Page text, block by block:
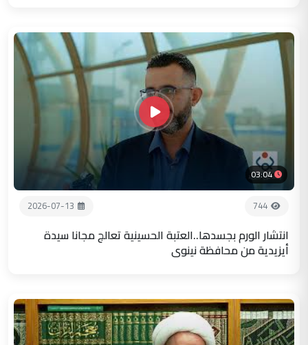
03:04
744
2026-07-13
انتشار الورم بجسدها..العتبة الحسينية تعالج مجانا سيدة
أيزيدية من محافظة نينوى